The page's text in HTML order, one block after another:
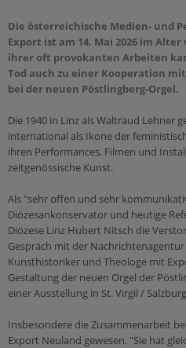
Trauern
Pilgern
Begleiten
Berufen sein
Sakramente
Firmung
Eucharistie
Beichte
Krankensalbung
Ehe
Weihe
Ökumene & Dialog
Werte
Schöpfung und
Tod & Trauer
Leben
Mensch & Arbeit
Service
Über Uns
Jobs
Presse/Medien
Kirchenbeitrag
Buch & Segen
Medienverleih
Ich möchte...
meine Freizeit gestalten!
reden!
anderen helfen!
mich weiterbilden!
WIR IN DEINER NÄHE
Pastorale Orte
Pfarren
Schulen
Orden und Klöster
Organisationen
Caritas
Katholisches
Katholische Aktion
Ämter & Einrichtungen
Die österreichische Medien- und
Export ist am 14. Mai 2026 im
ihrer oft provokanten Arbeiten
Tod auch zu einer Kooperation
bei der neuen Pöstlingberg-Orgel.
Die 1940 in Linz als Waltraud Lehner
international als Ikone der
ihren Performances, Filmen und
zeitgenössische Kunst.
Als "sehr offen und sehr
Diözesankonservator und heutige
Diözese Linz Hubert Nitsch die
Gespräch mit der
Kunsthistoriker und Theologe mit
Gestaltung der neuen Orgel der
einer Ausstellung in St. Virgil /
Insbesondere die Zusammenarbeit
Export Neuland gewesen. "Sie hat